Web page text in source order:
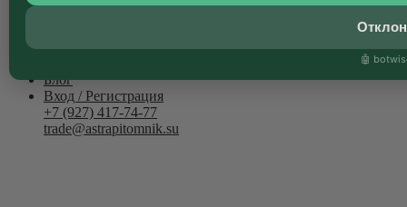
Отзывы
Блог
Вход / Регистрация
+7 (927) 417-74-77
trade@astrapitomnik.su
🤖